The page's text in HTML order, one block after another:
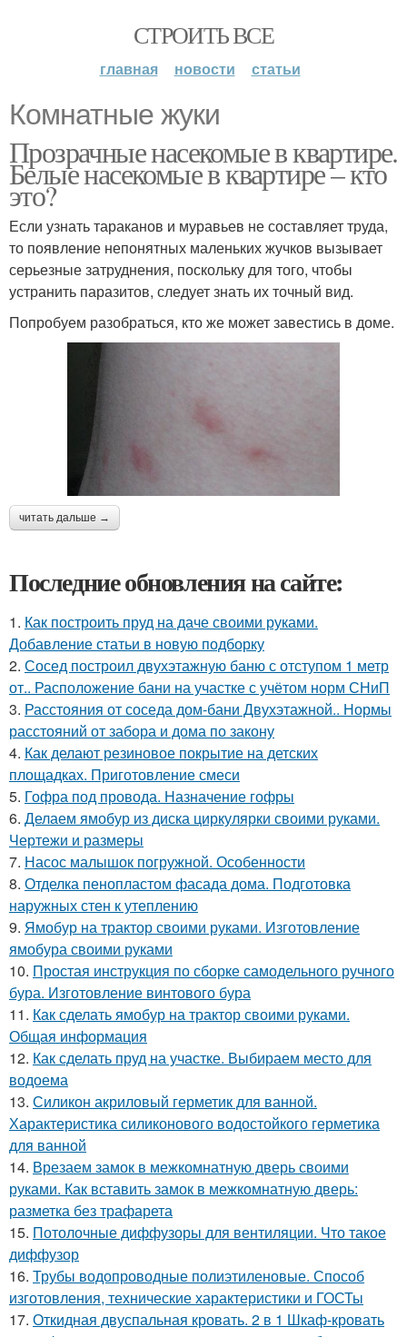
СТРОИТЬ ВСЕ
главная новости статьи
Комнатные жуки
Прозрачные насекомые в квартире.
Белые насекомые в квартире – кто
это?
Если узнать тараканов и муравьев не составляет труда,
то появление непонятных маленьких жучков вызывает
серьезные затруднения, поскольку для того, чтобы
устранить паразитов, следует знать их точный вид.
Попробуем разобраться, кто же может завестись в доме.
читать дальше →
Последние обновления на сайте:
1. Как построить пруд на даче своими руками.
Добавление статьи в новую подборку
2. Сосед построил двухэтажную баню с отступом 1 метр
от.. Расположение бани на участке с учётом норм СНиП
3. Расстояния от соседа дом-бани Двухэтажной.. Нормы
расстояний от забора и дома по закону
4. Как делают резиновое покрытие на детских
площадках. Приготовление смеси
5. Гофра под провода. Назначение гофры
6. Делаем ямобур из диска циркулярки своими руками.
Чертежи и размеры
7. Насос малышок погружной. Особенности
8. Отделка пенопластом фасада дома. Подготовка
наружных стен к утеплению
9. Ямобур на трактор своими руками. Изготовление
ямобура своими руками
10. Простая инструкция по сборке самодельного ручного
бура. Изготовление винтового бура
11. Как сделать ямобур на трактор своими руками.
Общая информация
12. Как сделать пруд на участке. Выбираем место для
водоема
13. Силикон акриловый герметик для ванной.
Характеристика силиконового водостойкого герметика
для ванной
14. Врезаем замок в межкомнатную дверь своими
руками. Как вставить замок в межкомнатную дверь:
разметка без трафарета
15. Потолочные диффузоры для вентиляции. Что такое
диффузор
16. Трубы водопроводные полиэтиленовые. Способ
изготовления, технические характеристики и ГОСТы
17. Откидная двуспальная кровать. 2 в 1 Шкаф-кровать